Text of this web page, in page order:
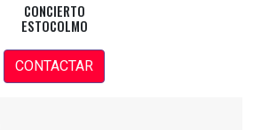
CONCIERTO
ESTOCOLMO
CONTACTAR